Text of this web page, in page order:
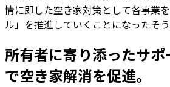
情に即した空き家対策として各事業
ル」を推進していくことになったそう
所有者に寄り添ったサ
で空き家解消を促進。